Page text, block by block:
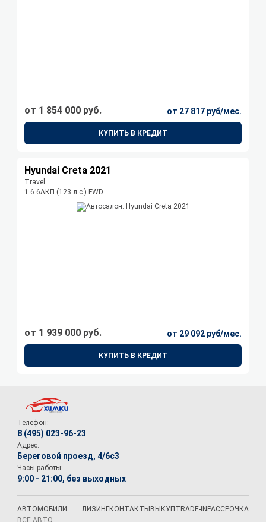
от 1 854 000 руб. от 27 817 руб/мес.
КУПИТЬ В КРЕДИТ
Hyundai Creta 2021
Travel
1.6 6AКП (123 л.с.) FWD
от 1 939 000 руб. от 29 092 руб/мес.
КУПИТЬ В КРЕДИТ
Телефон:
8 (495) 023-96-23
Адрес:
Береговой проезд, 4/6с3
Часы работы:
9:00 - 21:00, без выходных
АВТОМОБИЛИ
ВСЕ АВТО
ЛИЗИНГКОНТАКТЫ ВЫКУП TRADE-IN РАССРОЧКА